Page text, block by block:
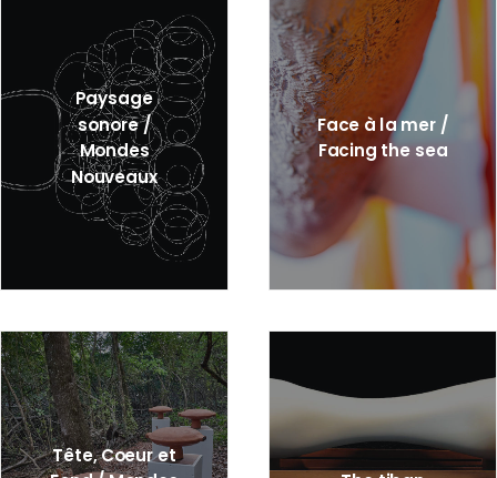
Paysage
sonore /
Mondes
Nouveaux
Face à la mer /
Facing the sea
Tête, Coeur et